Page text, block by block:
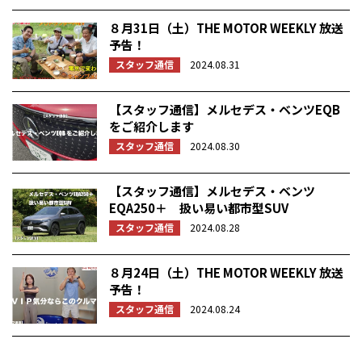
８月31日（土）THE MOTOR WEEKLY 放送
予告！
スタッフ通信 2024.08.31
【スタッフ通信】メルセデス・ベンツEQB
をご紹介します
スタッフ通信 2024.08.30
【スタッフ通信】メルセデス・ベンツ
EQA250＋ 扱い易い都市型SUV
スタッフ通信 2024.08.28
８月24日（土）THE MOTOR WEEKLY 放送
予告！
スタッフ通信 2024.08.24